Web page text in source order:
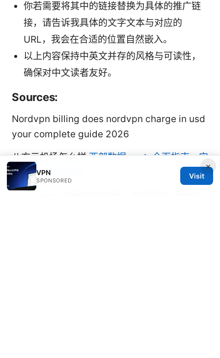
你若需要将其中的链接替换为具体的推广链
接，请告诉我具体的文字文本与对应的
URL，我会在合适的位置自然嵌入。
以上内容保持中英文并存的风格与可读性，
确保对中文读者友好。
Sources:
Nordvpn billing does nordvpn charge in usd
your complete guide 2026
八方云机场怎么样西部数据vpn：全面指南、实
用教程与最新动态
×
VPN
SPONSORED
Visit